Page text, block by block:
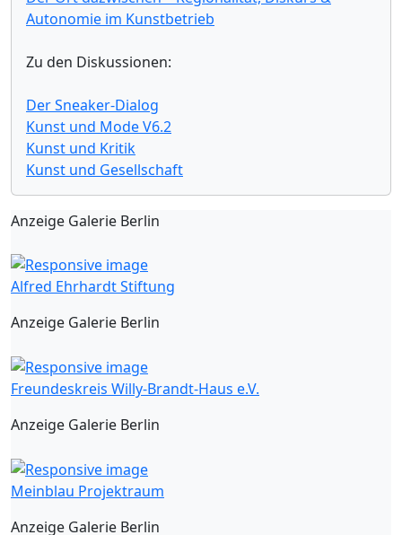
Autonomie im Kunstbetrieb
Zu den Diskussionen:
Der Sneaker-Dialog
Kunst und Mode V6.2
Kunst und Kritik
Kunst und Gesellschaft
Anzeige Galerie Berlin
Alfred Ehrhardt Stiftung
Anzeige Galerie Berlin
Freundeskreis Willy-Brandt-Haus e.V.
Anzeige Galerie Berlin
Meinblau Projektraum
Anzeige Galerie Berlin